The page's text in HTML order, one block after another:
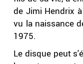
de Jimi Hendrix
vu la naissance
1975.
Le disque peut